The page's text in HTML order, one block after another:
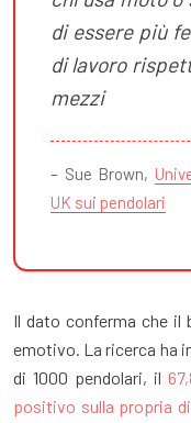
di essere più
di lavoro
mezzi
– Sue Brown,
UK sui pendolari
Il dato conferma che il
emotivo. La ricerca ha
di 1000 pendolari, il
positivo sulla propria